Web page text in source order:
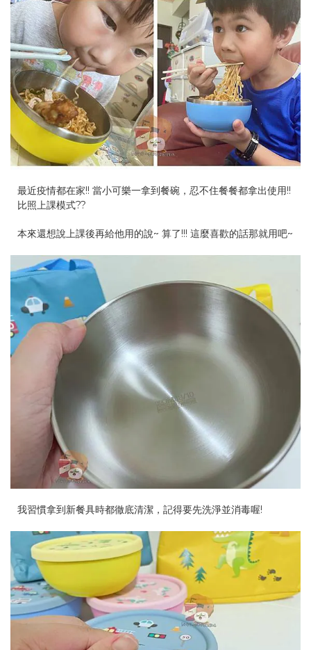
最近疫情都在家!! 當小可樂一拿到餐碗，忍不住餐餐都拿出使用!!
比照上課模式??
本來還想說上課後再給他用的說~ 算了!!! 這麼喜歡的話那就用吧~
我習慣拿到新餐具時都徹底清潔，記得要先洗淨並消毒喔!